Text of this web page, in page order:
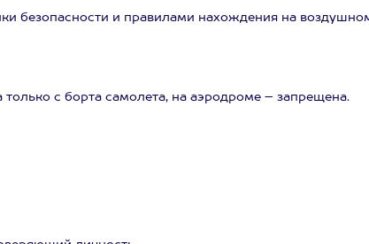
безопасности и правилами нахождения на
с борта самолета, на аэродроме – запрещена.